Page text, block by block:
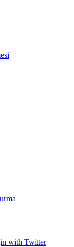
with Twitter